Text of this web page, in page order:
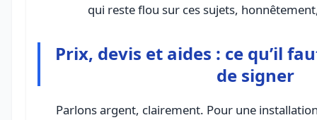
qui reste flou sur ces sujets,
Prix, devis et aides : ce qu’il
de signer
Parlons argent, clairement. Pour une